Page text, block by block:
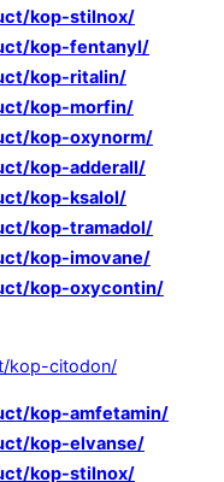
kop-stilnox/
kop-fentanyl/
kop-ritalin/
kop-morfin/
kop-oxynorm/
kop-adderall/
kop-ksalol/
kop-tramadol/
kop-imovane/
kop-oxycontin/
kop-citodon/
kop-amfetamin/
kop-elvanse/
kop-stilnox/